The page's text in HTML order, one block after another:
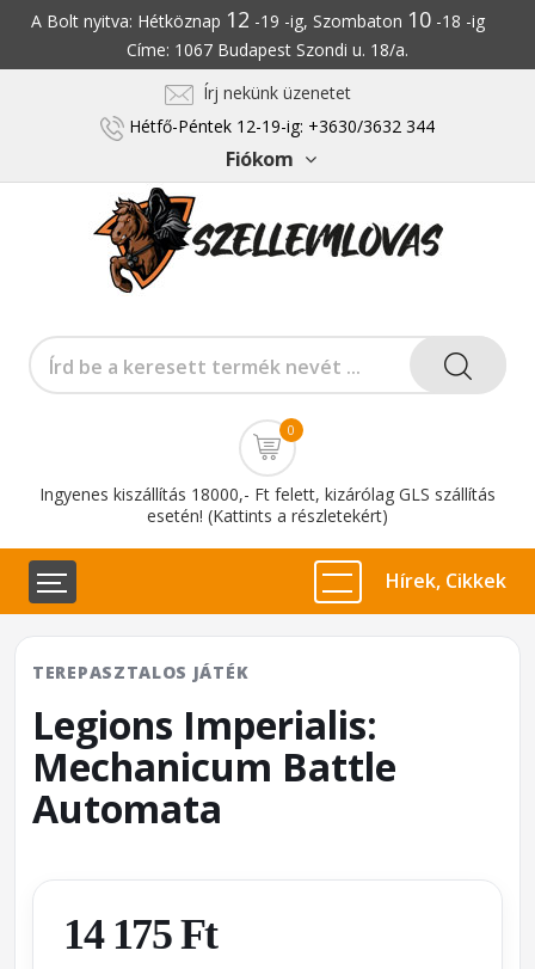
A Bolt nyitva: Hétköznap 12 -19 -ig, Szombaton 10-18 -ig
Címe: 1067 Budapest Szondi u. 18/a.
Írj nekünk üzenetet
Hétfő-Péntek 12-19-ig: +3630/3632 344
Fiókom
0
Ingyenes kiszállítás 18000,- Ft felett, kizárólag GLS szállítás
esetén! (Kattints a részletekért)
Hírek, Cikkek
TEREPASZTALOS JÁTÉK
Legions Imperialis:
Mechanicum Battle
Automata
14 175 Ft